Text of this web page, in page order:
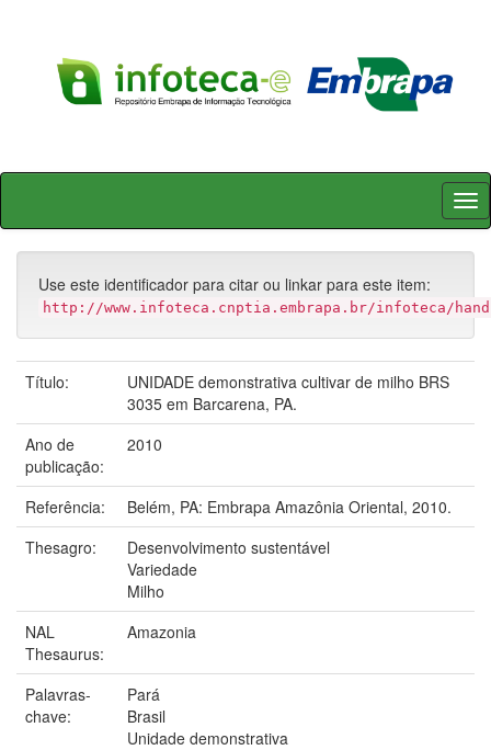
Skip
Use este identificador para citar ou linkar para este item:
http://www.infoteca.cnptia.embrapa.br/infoteca/
Título:
UNIDADE demonstrativa cultivar de milho BRS
3035 em Barcarena, PA.
Ano de
publicação:
2010
Referência:
Belém, PA: Embrapa Amazônia Oriental, 2010.
Thesagro:
Desenvolvimento sustentável
Variedade
Milho
NAL
Thesaurus:
Amazonia
Palavras-
chave:
Pará
Brasil
Unidade demonstrativa